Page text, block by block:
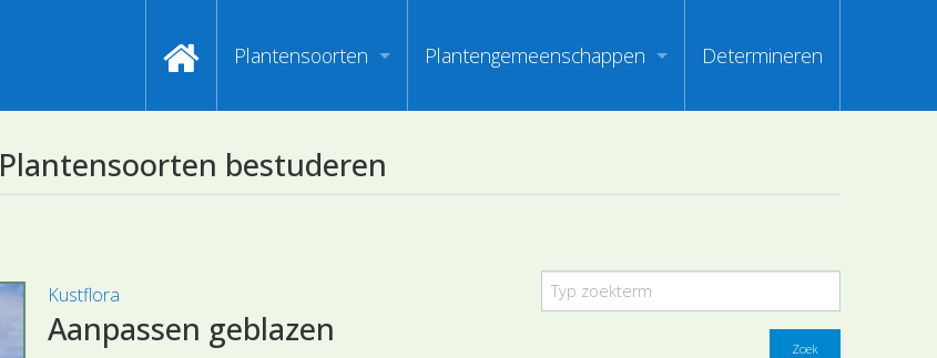
Plantensoorten
Index van plantenpaspoorten
Zoeken op Familienamen
Plantengemeenschappen Determineren
Plantensoorten bestuderen
Kustflora
Aanpassen geblazen Zoek